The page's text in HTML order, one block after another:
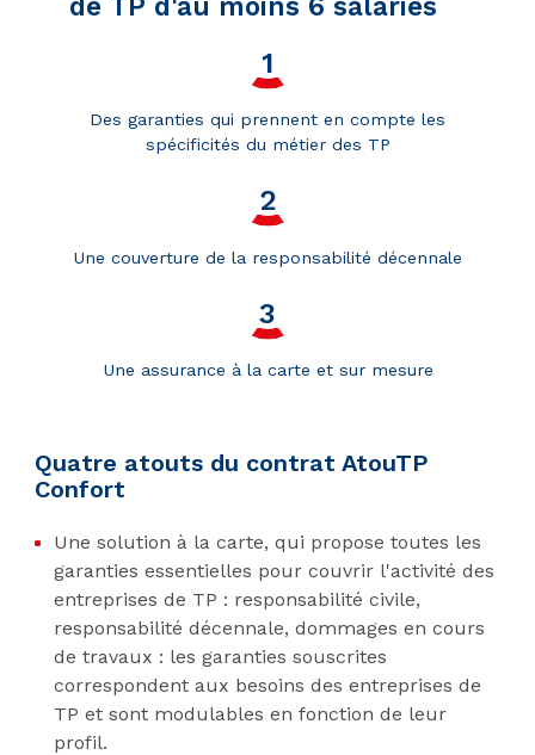
Des garanties qui prennent en compte les
spécificités du métier des TP
Une couverture de la responsabilité décennale
Une assurance à la carte et sur mesure
Quatre atouts du contrat AtouTP
Confort
Une solution à la carte, qui propose toutes les
garanties essentielles pour couvrir l'activité des
entreprises de TP : responsabilité civile,
responsabilité décennale, dommages en cours
de travaux : les garanties souscrites
correspondent aux besoins des entreprises de
TP et sont modulables en fonction de leur
profil.